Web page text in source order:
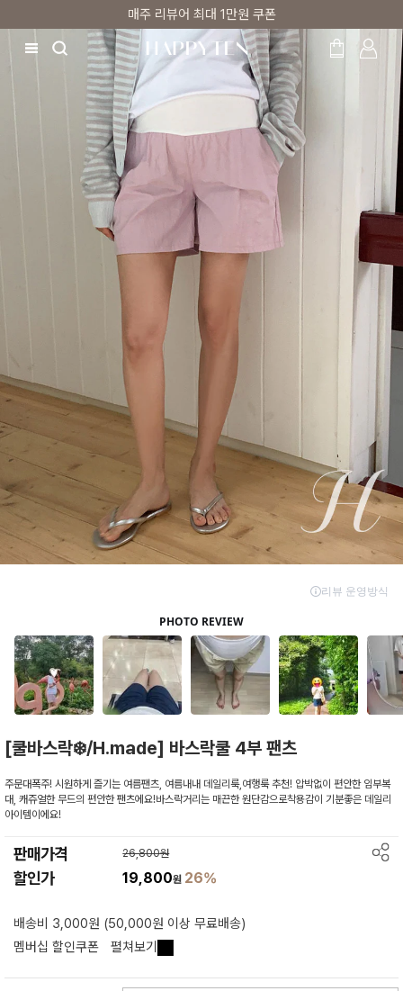
매주 리뷰어 최대 1만원 쿠폰
[쿨바스락❄️/H.made] 바스락쿨 4부 팬츠
주문대폭주! 시원하게 즐기는 여름팬츠, 여름내내 데일리룩,여행룩 추천! 압박없이 편안한 임부복
대, 캐쥬얼한 무드의 편안한 팬츠에요!바스락거리는 매끈한 원단감으로착용감이 기분좋은 데일리
아이템이에요!
판매가격 26,800원
할인가 19,800원 26%
배송비 3,000원 (50,000원 이상 무료배송)
멤버십 할인쿠폰
펼쳐보기